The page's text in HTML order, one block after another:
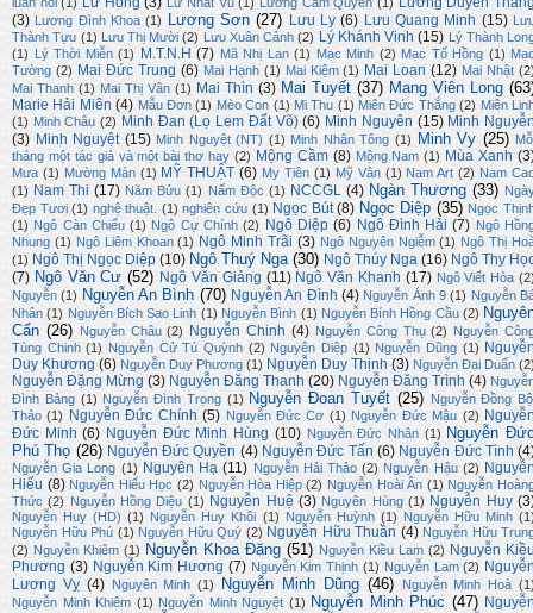
luân hồi (1) Lư Nhất Vũ (1) Lương Cẩm Quyên (1)
(3) Lương Đình Khoa (1) Lương Sơn (27) Lưu Ly (6) Lưu Quang Minh (15)
Thành Tựu (1) Lưu Thị Mười (2) Lưu Xuân Cảnh (2) Lý Khánh Vinh (15) Lý Thành
(1)
Lý Thời Miễn (1) M.T.N.H (7) Mã Nhị Lan (1) Mạc Minh (2) Mạc Tố Hồng (1)
Tường (2) Mai Đức Trung (6) Mai Hạnh (1) Mai Kiệm (1) Mai Loan (12) Mai Nhật
Mai Thanh (1) Mai Thị Vân (1) Mai Thìn (3) Mai Tuyết (37) Mang Viên Long
Marie Hải Miên (4) Mẫu Đơn (1) Mèo Con (1) Mi Thu (1) Miên Đức Thắng (2) Miên
(1) Minh Châu (2) Minh Đan (Lọ Lem Đất Võ) (6) Minh Nguyên (15) Minh
(3) Minh Nguyệt (15) Minh Nguyệt (NT) (1) Minh Nhân Tông (1) Minh Vy (25)
tháng một tác giả và một bài thơ hay (2) Mộng Cầm (8) Mộng Nam (1) Mùa Xanh
Mưa (1) Mường Mán (1) MỸ THUẬT (6) My Tiên (1) Mỹ Vân (1) Nam Art (2) Nam
(1) Nam Thi (17) Năm Bửu (1) Nấm Độc (1) NCCGL (4) Ngàn Thương (33)
Đẹp Tươi (1) nghệ thuật. (1) nghiên cứu (1) Ngọc Bút (8) Ngọc Diệp (35) Ngọc
(1) Ngô Càn Chiểu (1) Ngô Cự Chính (2) Ngô Diệp (6) Ngô Đình Hải (7) Ngô
Nhung (1) Ngô Liêm Khoan (1) Ngô Minh Trãi (3) Ngô Nguyên Ngiễm (1) Ngô Thị
(1) Ngô Thị Ngọc Diệp (10) Ngô Thuý Nga (30) Ngô Thúy Nga (16) Ngô Thy
(7) Ngô Văn Cư (52) Ngô Văn Giảng (11) Ngô Văn Khanh (17) Ngô Viết Hòa
Nguyễn (1) Nguyễn An Bình (70) Nguyễn An Đình (4) Nguyễn Ánh 9 (1) Nguyễn
Nhân (1) Nguyễn Bích Sao Linh (1) Nguyễn Bình (1) Nguyễn Bính Hồng Cầu (2)
Cẩn (26) Nguyễn Châu (2) Nguyễn Chinh (4) Nguyễn Công Thụ (2) Nguyễn
Tùng Chinh (1) Nguyễn Cử Tú Quỳnh (2) Nguyên Diệp (1) Nguyễn Dũng (1)
Duy Khương (6) Nguyễn Duy Phương (1) Nguyễn Duy Thịnh (3) Nguyễn Đại Duẩn
Nguyễn Đặng Mừng (3) Nguyễn Đăng Thanh (20) Nguyễn Đăng Trình (4)
Đình Bảng (1) Nguyễn Đình Trọng (1) Nguyễn Đoan Tuyết (25)
Nguyễn Đồng
Thảo (1) Nguyễn Đức Chính (5) Nguyễn Đức Cơ (1) Nguyễn Đức Mậu (2)
Đức Minh (6) Nguyễn Đức Minh Hùng (10) Nguyễn Đức Nhân (1) Nguyễn
Phú Thọ (26) Nguyễn Đức Quyền (4) Nguyễn Đức Tấn (6) Nguyễn Đức Tình
Nguyễn Gia Long (1) Nguyên Hạ (11) Nguyễn Hải Thảo (2) Nguyễn Hậu (2)
Hiếu (8) Nguyễn Hiếu Học (2) Nguyễn Hòa Hiệp (2) Nguyễn Hoài Ân (1) Nguyễn
Thức (2) Nguyễn Hồng Diệu (1) Nguyễn Huệ (3) Nguyên Hùng (1) Nguyễn Huy
Nguyễn Huy (HD) (1) Nguyễn Huy Khôi (1) Nguyễn Huỳnh (1) Nguyễn Hữu Minh
Nguyễn Hữu Phú (1) Nguyễn Hữu Quý (2) Nguyễn Hữu Thuần (4) Nguyễn Hữu
(2) Nguyễn Khiêm (1) Nguyễn Khoa Đăng (51) Nguyễn Kiều Lam (2) Nguyễn
Phương (3) Nguyễn Kim Hương (7) Nguyễn Kim Thịnh (1) Nguyễn Lam (2)
Lương Vỵ (4) Nguyên Minh (1) Nguyễn Minh Dũng (46) Nguyễn Minh Hoà
Nguyễn Minh Khiêm (1) Nguyễn Minh Nguyệt (1) Nguyễn Minh Phúc (47)